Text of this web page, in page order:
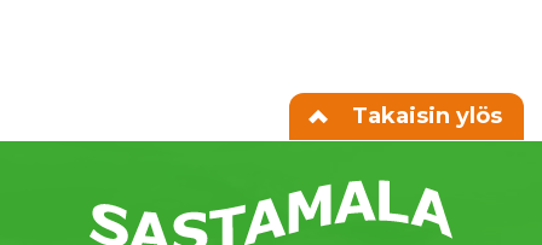
Takaisin ylös